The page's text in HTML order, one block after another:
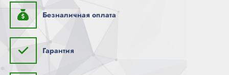
Безналичная оплата
Гарантия